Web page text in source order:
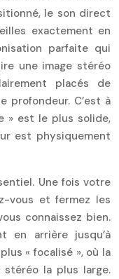
le son direct
exactement en
parfaite qui
une image stéréo
placés de
profondeur. C’est à
» est le plus solide,
est physiquement
Une fois votre
vous et fermez les
connaissez bien.
en arrière jusqu’à
« focalisé », où la
stéréo la plus large.